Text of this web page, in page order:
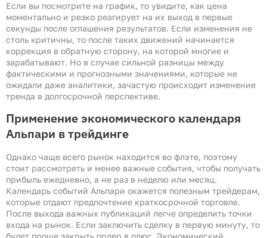
Если вы посмотрите на график, то увидите, как цена
моментально и резко реагирует на их выход в первые
секунды после оглашения результатов. Если изменения не
столь критичны, то после таких движений начинается
коррекция в обратную сторону, на которой многие и
зарабатывают. Но в случае сильной разницы между
фактическими и прогнозными значениями, которые не
ожидали даже аналитики, зачастую происходит изменение
тренда в долгосрочной перспективе.
Применение экономического календаря
Альпари в трейдинге
Однако чаще всего рынок находится во флэте, поэтому
стоит рассмотреть и менее важные события, чтобы получать
прибыль ежедневно, а не раз в неделю или месяц.
Календарь событий Альпари окажется полезным трейдерам,
которые отдают предпочтение краткосрочной торговле.
После выхода важных публикаций легче определить точки
входа на рынок. Если заключить сделку в первую минуту, то
будет проще закрыть ордер в плюс. Экономический